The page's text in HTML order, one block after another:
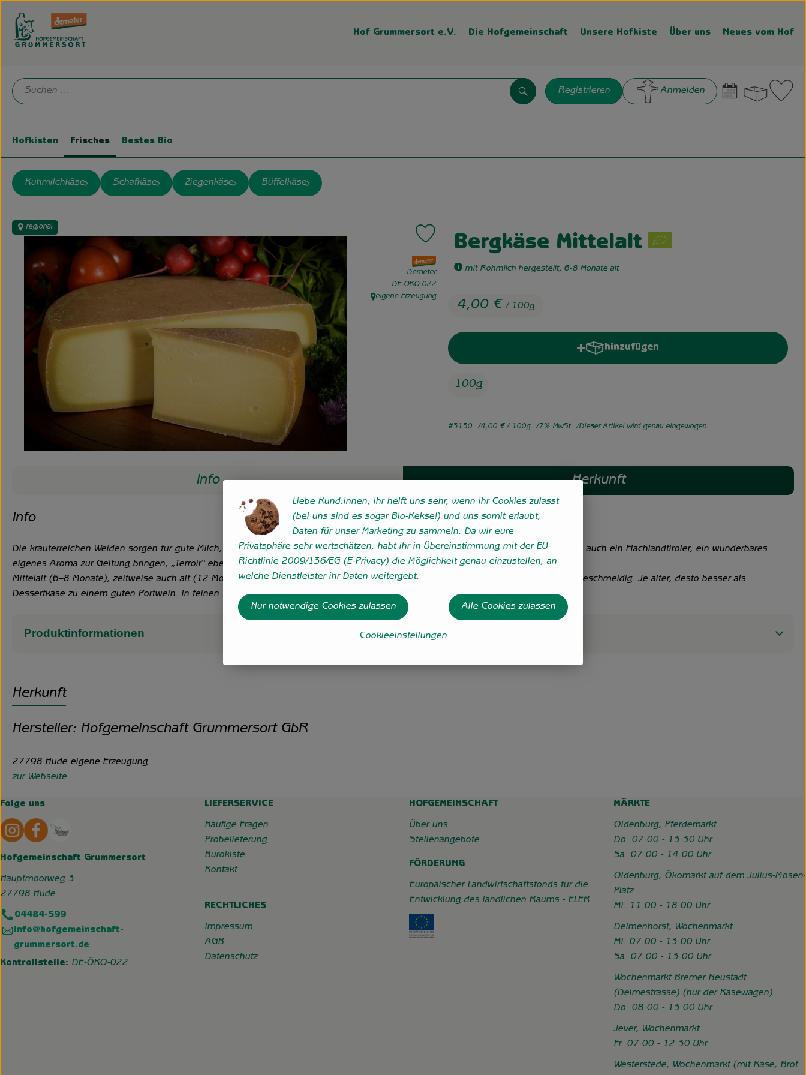
Hof Grummersort e.V. Die Hofgemeinschaft Unsere Hofkiste Über uns Neues vom Hof
Registrieren Anmelden
Suchen
Hofkisten Frisches Bestes Bio
Kuhmilchkäse Schafkäse Ziegenkäse Büffelkäse
Bergkäse Mittelalt
mit Rohmilch hergestellt, 6-8 Monate alt
4,00 €/ 100g
regional
Produkt zu Favouriten hinzufügen
, Verband:
Demeter
, Kontrollstelle:
DE-ÖKO-022
, Herkunft:
eigene Erzeugung
hinzufügen
Produkt zum Warenkorb hinzufügen
100g
#3150 4,00 €/ 100g 7% MwSt Dieser Artikel wird genau eingewogen.
Info Herkunft
Info
Die kräuterreichen Weiden sorgen für gute Milch, die im original Schweizer Käsekessi zum Grummer Berg verkäst wird. So schafft es auch ein Flachlandtiroler, ein wunderbares
eigenes Aroma zur Geltung bringen, „Terroir“ eben.
Mittelalt (6–8 Monate), zeitweise auch alt (12 Monate) lieferbar. Nussig, süßlich-pikant bis herb, im Teig fest, aber noch sämig und geschmeidig. Je älter, desto besser als
Dessertkäse zu einem guten Portwein. In feinen Spänen über Rauke und Feldsalat.
Produktinformationen
Herkunft
Hersteller: Hofgemeinschaft Grummersort GbR
27798 Hude eigene Erzeugung
zur Webseite
Folge uns
Externer Link zu https://www.instagram.com/hofgemeinschaft_grummersort/
Externer Link zu https://wp.solawi-oldenburg.de/
Hofgemeinschaft Grummersort
Hauptmoorweg 3
27798 Hude
04484-599
info@hofgemeinschaft-
grummersort.de
Kontrollstelle: DE-ÖKO-022
LIEFERSERVICE
Häufige Fragen
Probelieferung
Bürokiste
Kontakt
RECHTLICHES
Impressum
AGB
Datenschutz
HOFGEMEINSCHAFT
Über uns
Stellenangebote
FÖRDERUNG
Europäischer Landwirtschaftsfonds für die
Entwicklung des ländlichen Raums - ELER.
Externer Link zu https://www.hofgemeinschaft-grummersort.de/das-sind-wir/
MÄRKTE
Oldenburg, Pferdemarkt
Do. 07:00 - 13:30 Uhr
Sa. 07:00 - 14:00 Uhr
Oldenburg, Ökomarkt auf dem Julius-Mosen-
Platz
Mi. 11:00 - 18:00 Uhr
Delmenhorst, Wochenmarkt
Mi. 07:00 - 13:00 Uhr
Sa. 07:00 - 13:00 Uhr
Wochenmarkt Bremer Neustadt
(Delmestrasse) (nur der Käsewagen)
Do. 08:00 - 13:00 Uhr
Jever, Wochenmarkt
Fr. 07:00 - 12:30 Uhr
Westerstede, Wochenmarkt (mit Käse, Brot
Liebe Kund:innen, ihr helft uns sehr, wenn ihr Cookies zulasst
(bei uns sind es sogar Bio-Kekse!) und uns somit erlaubt,
Daten für unser Marketing zu sammeln. Da wir eure
Privatsphäre sehr wertschätzen, habt ihr in Übereinstimmung mit der EU-
Richtlinie 2009/136/EG (E-Privacy) die Möglichkeit genau einzustellen, an
welche Dienstleister ihr Daten weitergebt.
Cookieeinstellungen
Nur notwendige Cookies zulassen Alle Cookies zulassen